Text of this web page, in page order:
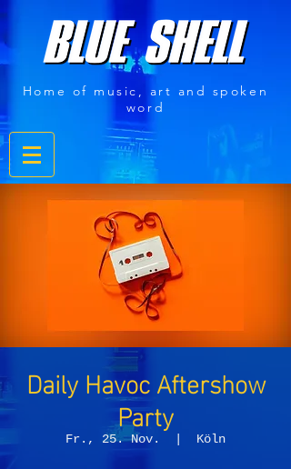
Home of music, art and spoken
word
Daily Havoc Aftershow
Party
Fr., 25. Nov. Köln